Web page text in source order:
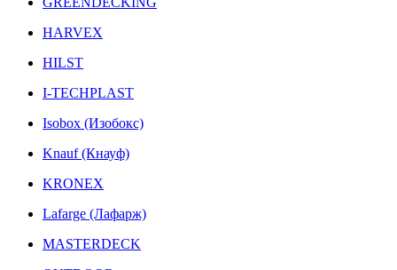
HARVEX
HILST
I-TECHPLAST
Isobox (Изобокс)
Knauf (Кнауф)
KRONEX
Lafarge (Лафарж)
MASTERDECK